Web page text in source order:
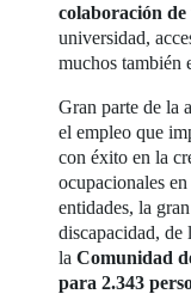
colaboración
universidad,
muchos también
Gran parte de la
el empleo que
con éxito en la
ocupacionales
entidades, la
discapacidad, de
laComunidad
para 2.343